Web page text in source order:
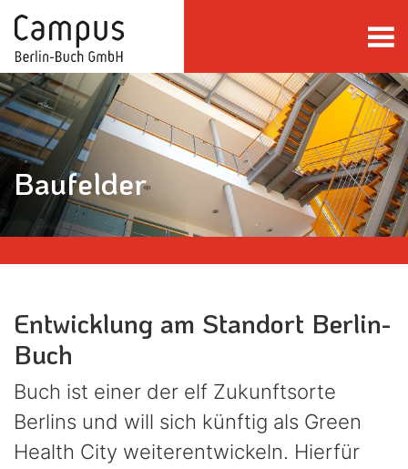
direkt zum Inhalt springen
Baufelder
Entwicklung am Standort Berlin-
Buch
Buch ist einer der elf Zukunftsorte
Berlins und will sich künftig als Green
Health City weiterentwickeln. Hierfür